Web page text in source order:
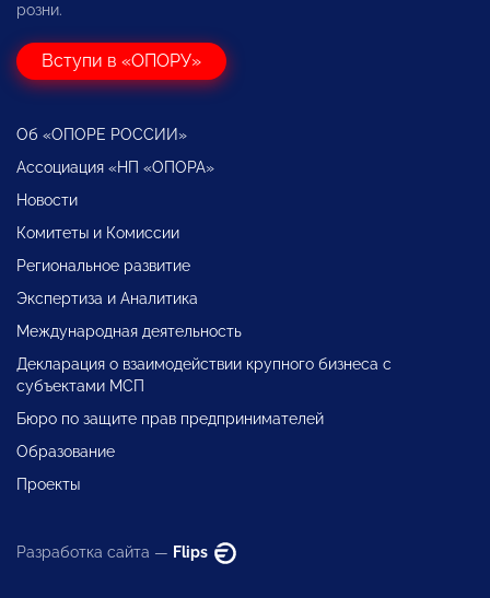
розни.
Вступи в «ОПОРУ»
Об «ОПОРЕ РОССИИ»
Ассоциация «НП «ОПОРА»
Новости
Комитеты и Комиссии
Региональное развитие
Экспертиза и Аналитика
Международная деятельность
Декларация о взаимодействии крупного бизнеса с
субъектами МСП
Бюро по защите прав предпринимателей
Образование
Проекты
Разработка сайта — Flips